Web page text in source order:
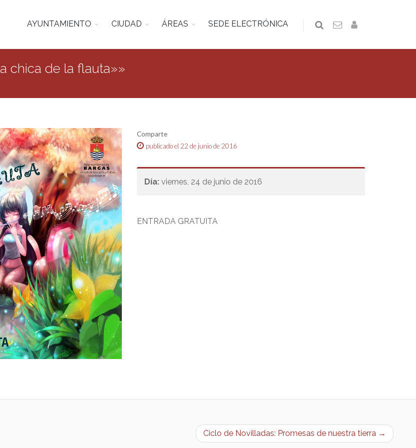
AYUNTAMIENTO CIUDAD ÁREAS SEDE ELECTRÓNICA
chica de la flauta»»
Comparte
publicado el 22 de junio de 2016
Día: viernes, 24 de junio de 2016
ENTRADA GRATUITA
Ciclo de Novilladas: Promesas de nuestra tierra →